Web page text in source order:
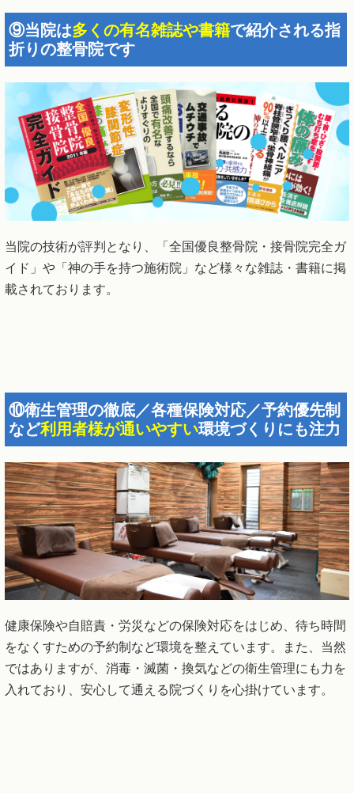
⑨当院は多くの有名雑誌や書籍で紹介される指
折りの整骨院です
当院の技術が評判となり、「全国優良整骨院・接骨院完全ガ
イド」や「神の手を持つ施術院」など様々な雑誌・書籍に掲
載されております。
⑩衛生管理の徹底／各種保険対応／予約優先制
など利用者様が通いやすい環境づくりにも注力
健康保険や自賠責・労災などの保険対応をはじめ、待ち時間
をなくすための予約制など環境を整えています。また、当然
ではありますが、消毒・滅菌・換気などの衛生管理にも力を
入れており、安心して通える院づくりを心掛けています。